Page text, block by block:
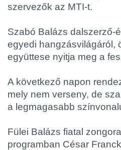
szervezők az MTI-t.
Szabó Balázs dalszerző-
egyedi hangzásvilágáról,
együttese nyitja meg a
A következő napon
mely nem verseny, de
a legmagasabb
Fülei Balázs fiatal
programban César